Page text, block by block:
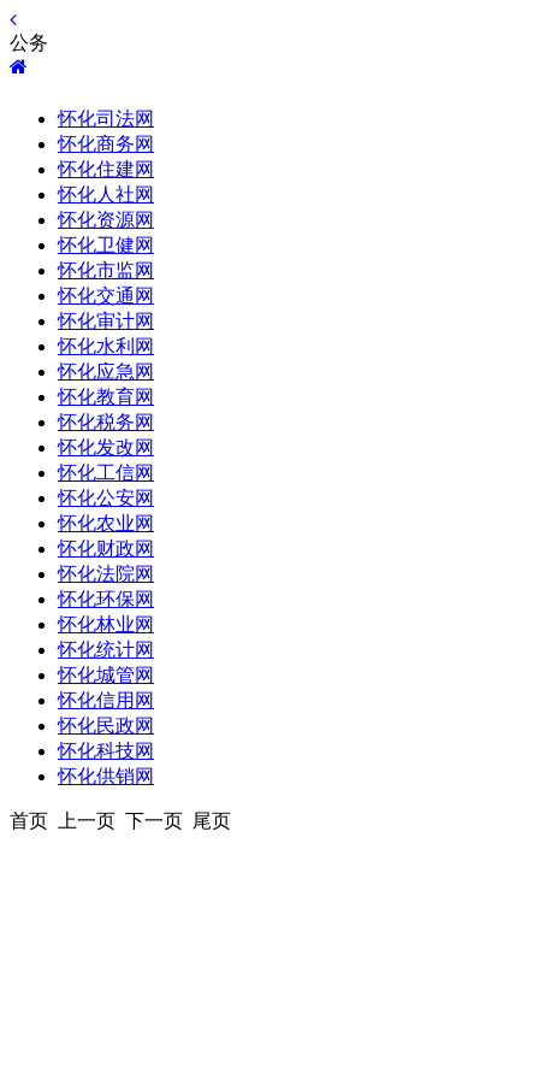
公务
怀化司法网
怀化商务网
怀化住建网
怀化人社网
怀化资源网
怀化卫健网
怀化市监网
怀化交通网
怀化审计网
怀化水利网
怀化应急网
怀化教育网
怀化税务网
怀化发改网
怀化工信网
怀化公安网
怀化农业网
怀化财政网
怀化法院网
怀化环保网
怀化林业网
怀化统计网
怀化城管网
怀化信用网
怀化民政网
怀化科技网
怀化供销网
首页 上一页 下一页 尾页